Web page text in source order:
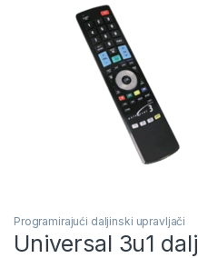
Programirajući daljinski upravljači
Universal 3u1